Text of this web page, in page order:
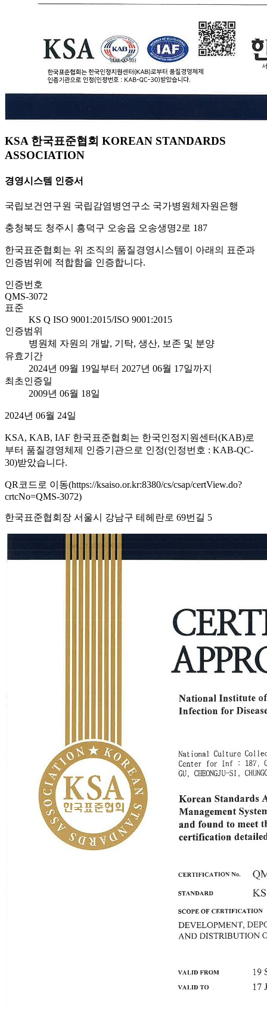
KSA 한국표준협회 KOREAN STANDARDS
ASSOCIATION
경영시스템 인증서
국립보건연구원 국립감염병연구소 국가병원체자원은행
충청북도 청주시 흥덕구 오송읍 오송생명2로 187
한국표준협회는 위 조직의 품질경영시스템이 아래의 표준과
인증범위에 적합함을 인증합니다.
인증번호
QMS-3072
표준
KS Q ISO 9001:2015/ISO 9001:2015
인증범위
병원체 자원의 개발, 기탁, 생산, 보존 및 분양
유효기간
2024년 09월 19일부터 2027년 06월 17일까지
최초인증일
2009년 06월 18일
2024년 06월 24일
KSA, KAB, IAF 한국표준협회는 한국인정지원센터(KAB)로
부터 품질경영체제 인증기관으로 인정(인정번호 : KAB-QC-
30)받았습니다.
QR코드로 이동(https://ksaiso.or.kr:8380/cs/csap/certView.do?
crtcNo=QMS-3072)
한국표준협회장 서울시 강남구 테헤란로 69번길 5